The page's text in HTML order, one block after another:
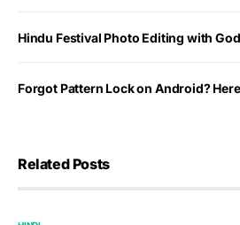
Hindu Festival Photo Editing with
Forgot Pattern Lock on Android?
Related Posts